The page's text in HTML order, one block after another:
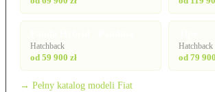
Hatchback
od 59 900 zł
Hatchback
od 79
→ Pełny katalog modeli Fiat